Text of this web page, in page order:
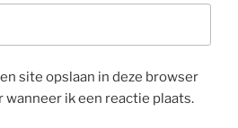
site opslaan in deze browser
wanneer ik een reactie plaats.